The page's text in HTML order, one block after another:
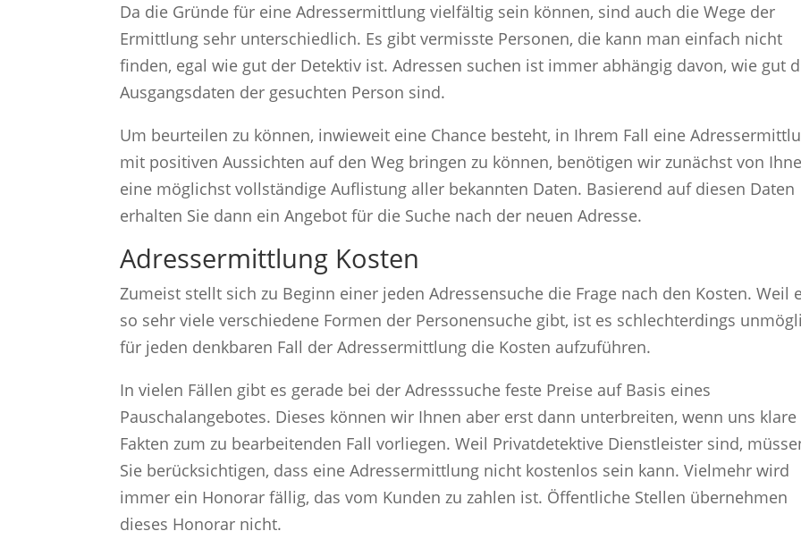
Da die Gründe für eine Adressermittlung vielfältig sein können, sind auch die Wege der
Ermittlung sehr unterschiedlich. Es gibt vermisste Personen, die kann man einfach nicht
finden, egal wie gut der Detektiv ist. Adressen suchen ist immer abhängig davon, wie gut
Ausgangsdaten der gesuchten Person sind.
Um beurteilen zu können, inwieweit eine Chance besteht, in Ihrem Fall eine
mit positiven Aussichten auf den Weg bringen zu können, benötigen wir zunächst von
eine möglichst vollständige Auflistung aller bekannten Daten. Basierend auf diesen Daten
erhalten Sie dann ein Angebot für die Suche nach der neuen Adresse.
Adressermittlung Kosten
Zumeist stellt sich zu Beginn einer jeden Adressensuche die Frage nach den Kosten. Weil
so sehr viele verschiedene Formen der Personensuche gibt, ist es schlechterdings
für jeden denkbaren Fall der Adressermittlung die Kosten aufzuführen.
In vielen Fällen gibt es gerade bei der Adresssuche feste Preise auf Basis eines
Pauschalangebotes. Dieses können wir Ihnen aber erst dann unterbreiten, wenn uns klare
Fakten zum zu bearbeitenden Fall vorliegen. Weil Privatdetektive Dienstleister sind,
Sie berücksichtigen, dass eine Adressermittlung nicht kostenlos sein kann. Vielmehr wird
immer ein Honorar fällig, das vom Kunden zu zahlen ist. Öffentliche Stellen übernehmen
dieses Honorar nicht.